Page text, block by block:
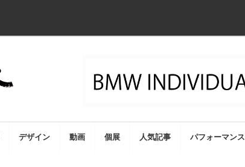
デザイン 動画 個展 人気記事 パフォーマンス